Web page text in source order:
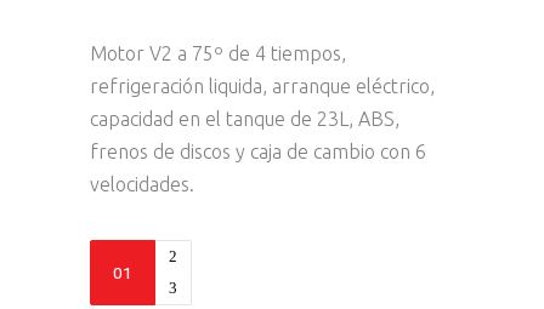
Motor V2 a 75º de 4 tiempos,
refrigeración liquida, arranque eléctrico,
capacidad en el tanque de 23L, ABS,
frenos de discos y caja de cambio con 6
velocidades.